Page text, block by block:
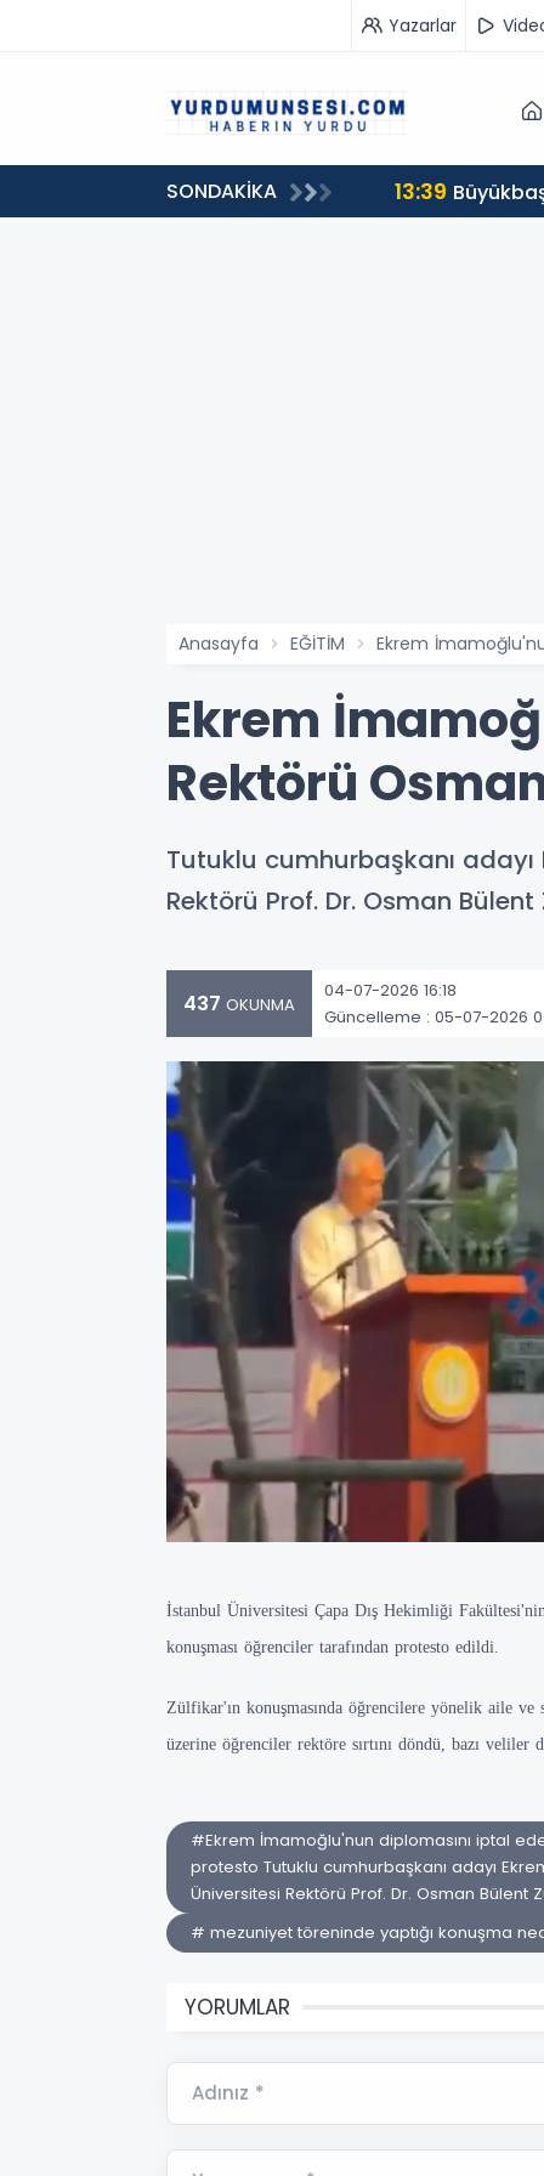
Yazarlar
SONDAKİKA
milyon 549 bin 594 TL. bağış 13:39
Anasayfa EĞİTİM Ekrem
Ekrem
Rektörü
Tutuklu cumhurbaşkanı
Rektörü Prof. Dr. Osman
437 OKUNMA
04-07-2026 16:18
Güncelleme : 05-07-2026
İstanbul Üniversitesi Çapa Dış Hekimliği
konuşması öğrenciler tarafından protesto edildi.
Zülfikar'ın konuşmasında öğrencilere yönelik aile
üzerine öğrenciler rektöre sırtını döndü, bazı veliler
#Ekrem İmamoğlu'nun diplomasını iptal
protesto Tutuklu cumhurbaşkanı adayı
Üniversitesi Rektörü Prof. Dr. Osman Bülent
# mezuniyet töreninde yaptığı konuşma
YORUMLAR
Adınız *